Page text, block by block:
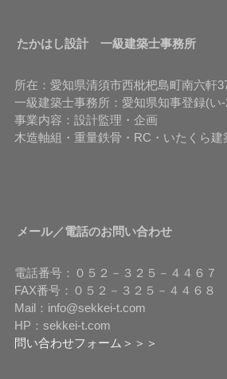
たかはし設計 一級建築士事務所
所在：愛知県清須市西枇杷島町南六軒
一級建築士事務所：愛知県知事登録(い
事業内容：設計監理・企画
木造軸組・重量鉄骨・RC・いたくら建
メール／電話のお問い合わせ
電話番号：０５２－３２５－４４６７
FAX番号：０５２－３２５－４４６８
Mail：info@sekkei-t.com
HP：sekkei-t.com
問い合わせフォーム＞＞＞